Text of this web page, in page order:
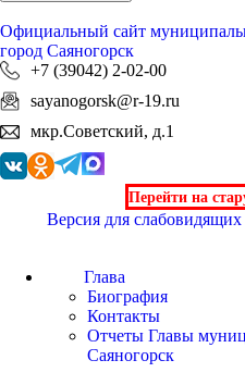
Официальный сайт
город Саяногорск
+7 (39042) 2-02-00
sayanogorsk@r-19.ru
мкр.Советский, д.1
Перейти на
Версия для слабовидящих
Глава
Биография
Контакты
Отчеты Главы
Саяногорск